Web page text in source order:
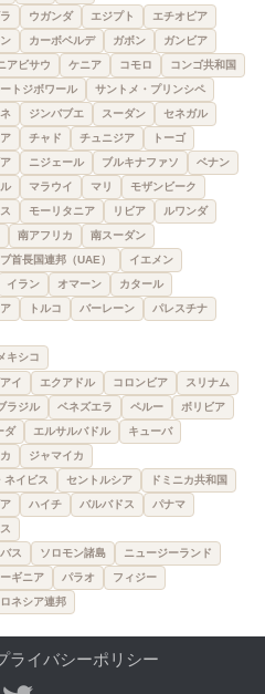
ウガンダ エジプト
エチオピア
カーボベルデ ガボン
ガンビア
アビサウ ケニア コモロ
コンゴ共和国
トジボワール
サントメ・プリンシペ
ジンバブエ スーダン
セネガル
チャド チュニジア
トーゴ
ニジェール ブルキナファソ
ベナン
マラウイ マリ
モザンビーク
モーリタニア リビア
ルワンダ
南アフリカ 南スーダン
首長国連邦（UAE）
イエメン
イラン オマーン
カタール
トルコ バーレーン
パレスチナ
キシコ
イ エクアドル コロンビア
スリナム
ラジル ベネズエラ ペルー ボリビア
ダ エルサルバドル
キューバ
ジャマイカ
ネイビス
セントルシア
ドミニカ共和国
ハイチ バルバドス
パナマ
ス ソロモン諸島
ニュージーランド
ギニア パラオ
フィジー
ネシア連邦
ライバシーポリシー